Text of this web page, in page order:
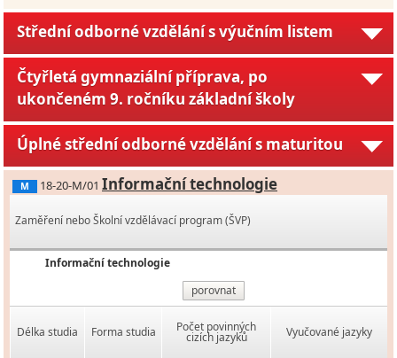
Střední odborné vzdělání s výučním listem
Čtyřletá gymnaziální příprava, po
ukončeném 9. ročníku základní školy
Úplné střední odborné vzdělání s maturitou
M 18-20-M/01 Informační technologie
Zaměření nebo Školní vzdělávací program (ŠVP)
Informační technologie
porovnat
Délka studia Forma studia Počet povinných
cizích jazyků Vyučované jazyky